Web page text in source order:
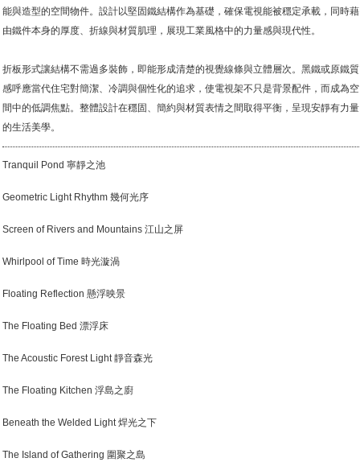
能與造型的空間物件。設計以堅固鐵結構作為基礎，確保電視能被穩定承載，同時藉
由鐵件本身的厚度、折線與材質肌理，展現工業風格中的力量感與現代性。
折板形式讓結構不需過多裝飾，即能形成清楚的視覺線條與立體層次。黑鐵或原鐵質
感呼應當代住宅對簡潔、冷調與個性化的追求，使電視架不只是背景配件，而成為空
間中的低調焦點。整體設計在穩固、簡約與材質表情之間取得平衡，呈現安靜有力量
的生活美學。
Tranquil Pond 寧靜之池
Geometric Light Rhythm 幾何光序
Screen of Rivers and Mountains 江山之屏
Whirlpool of Time 時光漩渦
Floating Reflection 懸浮映景
The Floating Bed 漂浮床
The Acoustic Forest Light 靜音森光
The Floating Kitchen 浮島之廚
Beneath the Welded Light 焊光之下
The Island of Gathering 圍聚之島